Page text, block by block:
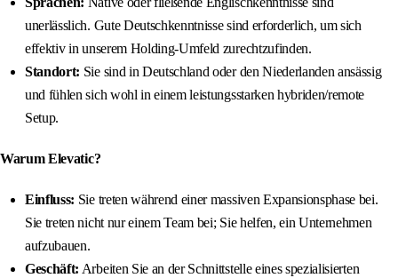
unerlässlich. Gute Deutschkenntnisse sind erforderlich, um sich
effektiv in unserem Holding-Umfeld zurechtzufinden.
Standort: Sie sind in Deutschland oder den Niederlanden ansässig
und fühlen sich wohl in einem leistungsstarken hybriden/remote
Setup.
Warum Elevatic?
Einfluss: Sie treten während einer massiven Expansionsphase bei.
Sie treten nicht nur einem Team bei; Sie helfen, ein Unternehmen
aufzubauen.
Geschäft: Arbeiten Sie an der Schnittstelle eines spezialisierten